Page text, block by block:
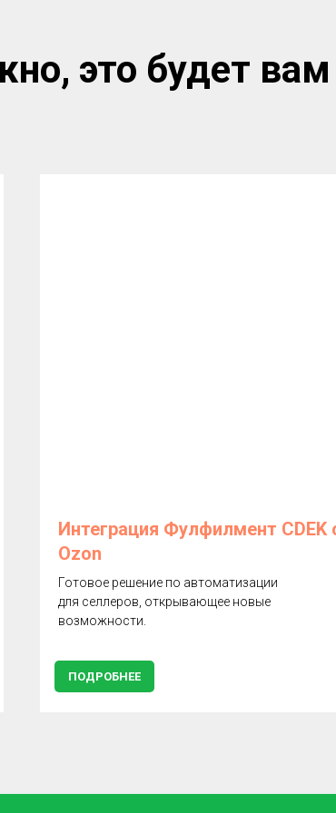
это будет вам
Интеграция Фулфилмент CDEK
Ozon
Готовое решение по автоматизации
для селлеров, открывающее новые
возможности.
ПОДРОБНЕЕ